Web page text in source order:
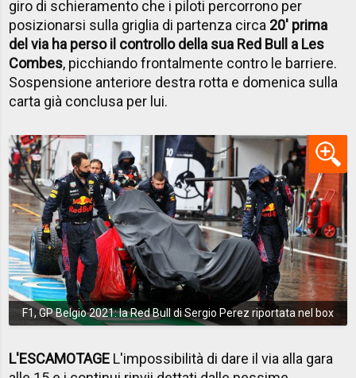
giro di schieramento che i piloti percorrono per
posizionarsi sulla griglia di partenza circa 20' prima
del via ha perso il controllo della sua Red Bull a Les
Combes, picchiando frontalmente contro le barriere.
Sospensione anteriore destra rotta e domenica sulla
carta già conclusa per lui.
F1, GP Belgio 2021: la Red Bull di Sergio Perez riportata nel box
L'ESCAMOTAGE L'impossibilità di dare il via alla gara